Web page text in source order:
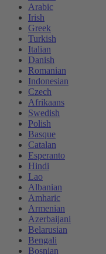
Arabic
Irish
Greek
Turkish
Italian
Danish
Romanian
Indonesian
Czech
Afrikaans
Swedish
Polish
Basque
Catalan
Esperanto
Hindi
Lao
Albanian
Amharic
Armenian
Azerbaijani
Belarusian
Bengali
Bosnian